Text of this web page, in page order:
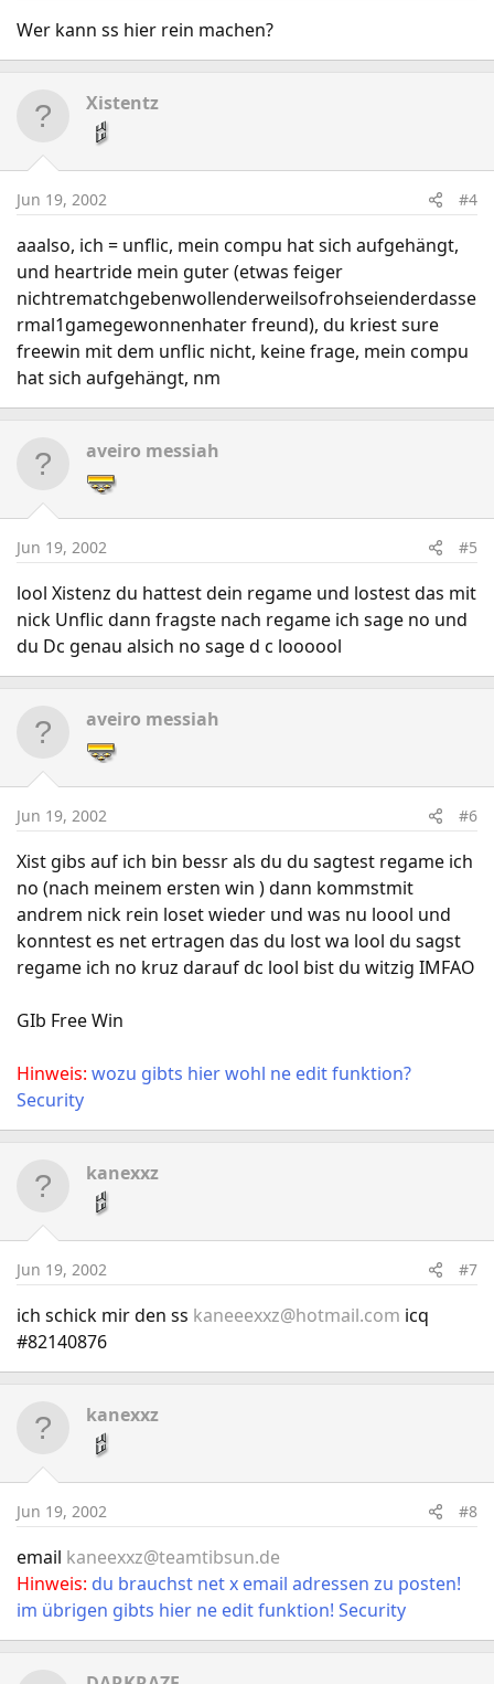
Wer kann ss hier rein machen?
Xistentz
Jun 19, 2002 #4
aaalso, ich = unflic, mein compu hat sich aufgehängt,
und heartride mein guter (etwas feiger
nichtrematchgebenwollenderweilsofrohseienderdasse
rmal1gamegewonnenhater freund), du kriest sure
freewin mit dem unflic nicht, keine frage, mein compu
hat sich aufgehängt, nm
aveiro messiah
Jun 19, 2002 #5
lool Xistenz du hattest dein regame und lostest das mit
nick Unflic dann fragste nach regame ich sage no und
du Dc genau alsich no sage d c loooool
aveiro messiah
Jun 19, 2002 #6
Xist gibs auf ich bin bessr als du du sagtest regame ich
no (nach meinem ersten win ) dann kommstmit
andrem nick rein loset wieder und was nu loool und
konntest es net ertragen das du lost wa lool du sagst
regame ich no kruz darauf dc lool bist du witzig IMFAO
GIb Free Win
Hinweis: wozu gibts hier wohl ne edit funktion?
Security
kanexxz
Jun 19, 2002 #7
ich schick mir den ss kaneeexxz@hotmail.com icq
#82140876
kanexxz
Jun 19, 2002 #8
email kaneexxz@teamtibsun.de
Hinweis: du brauchst net x email adressen zu posten!
im übrigen gibts hier ne edit funktion! Security